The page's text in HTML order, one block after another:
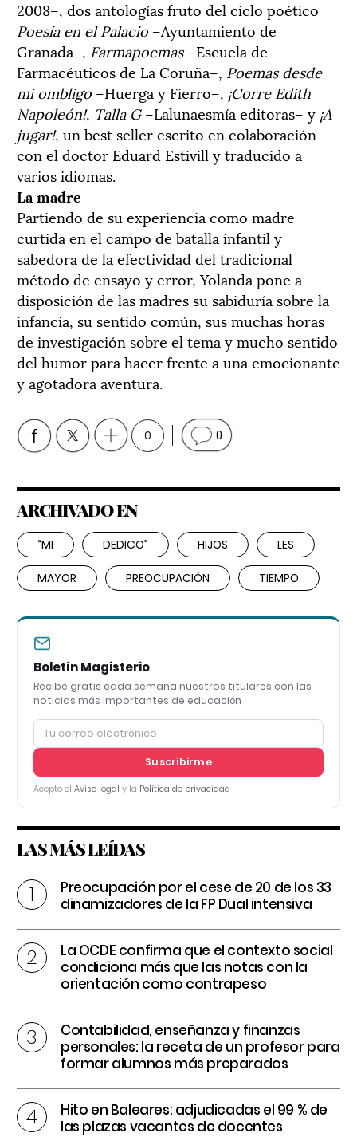
2008–, dos antologías fruto del ciclo poético
Poesía en el Palacio –Ayuntamiento de
Granada–, Farmapoemas–Escuela de
Farmacéuticos de La Coruña–, Poemas desde
mi ombligo –Huerga y Fierro–, ¡Corre Edith
Napoleón!, Talla G–Lalunaesmía editoras– y ¡A
jugar!, un best seller escrito en colaboración
con el doctor Eduard Estivill y traducido a
varios idiomas.
La madre
Partiendo de su experiencia como madre
curtida en el campo de batalla infantil y
sabedora de la efectividad del tradicional
método de ensayo y error, Yolanda pone a
disposición de las madres su sabiduría sobre la
infancia, su sentido común, sus muchas horas
de investigación sobre el tema y mucho sentido
del humor para hacer frente a una emocionante
y agotadora aventura.
0 0
ARCHIVADO EN
“MI DEDICO” HIJOS LES
MAYOR PREOCUPACIÓN TIEMPO
Boletín Magisterio
Recibe gratis cada semana nuestros titulares con las
noticias más importantes de educación
Suscribirme
Acepto el Aviso legal y la Política de privacidad
LAS MÁS LEÍDAS
Preocupación por el cese de 20 de los 33
dinamizadores de la FP Dual intensiva
La OCDE confirma que el contexto social
condiciona más que las notas con la
orientación como contrapeso
Contabilidad, enseñanza y finanzas
personales: la receta de un profesor para
formar alumnos más preparados
Hito en Baleares: adjudicadas el 99 % de
las plazas vacantes de docentes